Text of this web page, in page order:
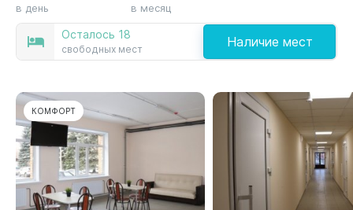
Осталось 18
свободных мест Наличие мест
в день в месяц
КОМФОРТ